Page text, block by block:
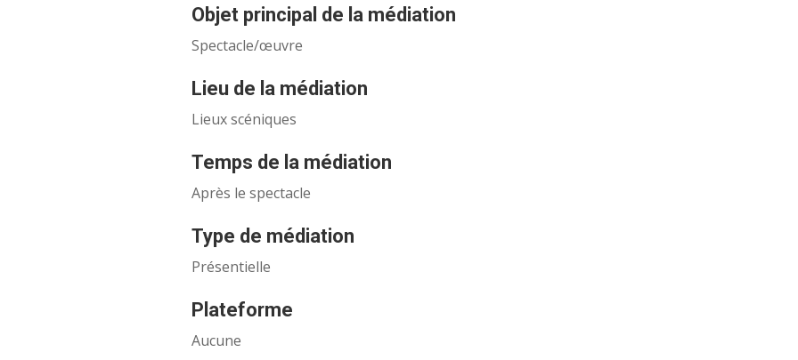
Objet principal de la médiation
Spectacle/œuvre
Lieu de la médiation
Lieux scéniques
Temps de la médiation
Après le spectacle
Type de médiation
Présentielle
Plateforme
Aucune